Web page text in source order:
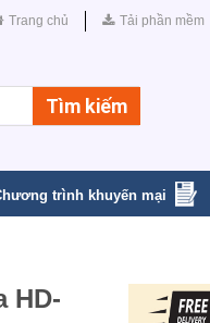
Trang chủ Tải phần mềm
trình khuyến mại
HD-